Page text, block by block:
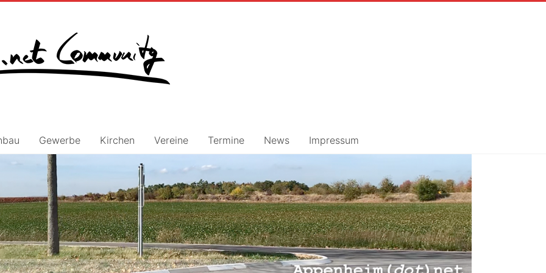
Gewerbe Kirchen Vereine Termine News Impressum